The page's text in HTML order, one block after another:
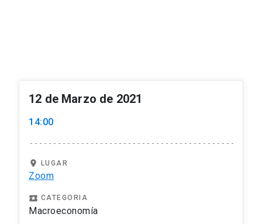
12 de Marzo de 2021
14:00
location_on LUGAR
Zoom
local_play CATEGORIA
Macroeconomía